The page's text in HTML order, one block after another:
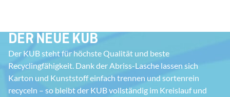
DER NEUE KUB
Der KUB steht für höchste Qualität und beste
Recyclingfähigkeit. Dank der Abriss-Lasche lassen sich
Karton und Kunststoff einfach trennen und sortenrein
recyceln – so bleibt der KUB vollständig im Kreislauf und